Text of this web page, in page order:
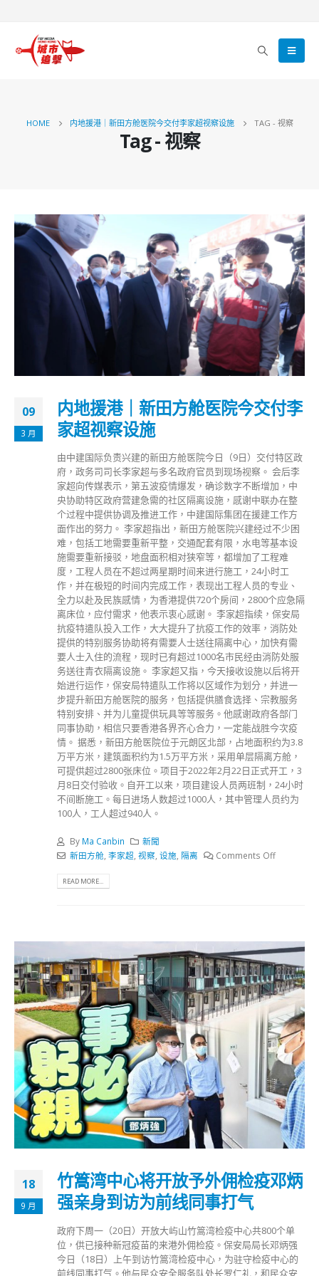
HOME 内地援港｜新田方舱医院今交付李家超视察设施 TAG - 视察
Tag - 视察
09
3 月
内地援港｜新田方舱医院今交付李
家超视察设施
由中建国际负责兴建的新田方舱医院今日（9日）交付特区政
府，政务司司长李家超与多名政府官员到现场视察。 会后李
家超向传媒表示，第五波疫情爆发，确诊数字不断增加，中
央协助特区政府营建急需的社区隔离设施，感谢中联办在整
个过程中提供协调及推进工作，中建国际集团在援建工作方
面作出的努力。 李家超指出，新田方舱医院兴建经过不少困
难，包括工地需要重新平整，交通配套有限，水电等基本设
施需要重新接驳，地盘面积相对狭窄等，都增加了工程难
度，工程人员在不超过两星期时间来进行施工，24小时工
作，并在极短的时间内完成工作，表现出工程人员的专业、
全力以赴及民族感情，为香港提供720个房间，2800个应急隔
离床位，应付需求，他表示衷心感谢。 李家超指续，保安局
抗疫特遣队投入工作，大大提升了抗疫工作的效率，消防处
提供的特别服务协助将有需要人士送往隔离中心，加快有需
要人士入住的流程，现时已有超过1000名市民经由消防处服
务送往青衣隔离设施。 李家超又指，今天接收设施以后将开
始进行运作，保安局特遣队工作将以区域作为划分，并进一
步提升新田方舱医院的服务，包括提供膳食选择、宗教服务
特别安排、并为儿童提供玩具等等服务。他感谢政府各部门
同事协助，相信只要香港各界齐心合力，一定能战胜今次疫
情。 据悉，新田方舱医院位于元朗区北部，占地面积约为3.8
万平方米，建筑面积约为1.5万平方米，采用单层隔离方舱，
可提供超过2800张床位。项目于2022年2月22日正式开工，3
月8日交付验收。自开工以来，项目建设人员两班制，24小时
不间断施工。每日进场人数超过1000人，其中管理人员约为
100人，工人超过940人。
By Ma Canbin
新聞
新田方舱, 李家超 视察 设施, 隔离 Comments Off
READ MORE...
18
9 月
竹篙湾中心将开放予外佣检疫邓炳
强亲身到访为前线同事打气
政府下周一（20日）开放大屿山竹篙湾检疫中心共800个单
位，供已接种新冠疫苗的来港外佣检疫。保安局局长邓炳强
今日（18日）上午到访竹篙湾检疫中心，为驻守检疫中心的
前线同事打气。他与民众安全服务队处长罗仁礼，和民众安